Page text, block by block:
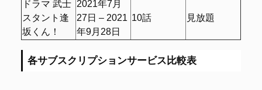
ドラマ 武士
スタント逢
坂くん！
2021年7月
27日 – 2021
年9月28日
10話 見放題
各サブスクリプションサービス比較表